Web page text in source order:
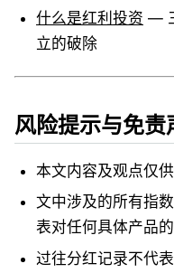
什么是红利投资 —
立的破除
风险提示与免责
本文内容及观点仅
文中涉及的所有指
表对任何具体产品的
过往分红记录不代